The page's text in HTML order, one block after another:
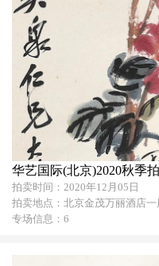
华艺国际(北京)2020秋季
拍卖时间：2020年12月05日
拍卖地点：北京金茂万丽酒店
专场信息：6